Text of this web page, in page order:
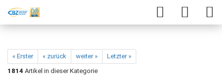
« Erster « zurück weiter »
Letzter »
1814 Artikel in dieser Kategorie